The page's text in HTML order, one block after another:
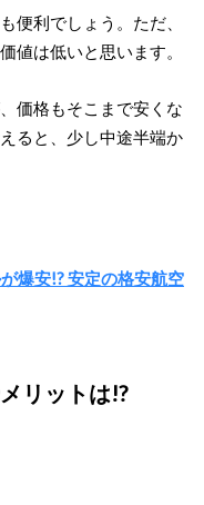
便利でしょう。ただ、
値は低いと思います。
価格もそこまで安くな
ると、少し中途半端か
爆安!? 安定の格安航空
リットは!?